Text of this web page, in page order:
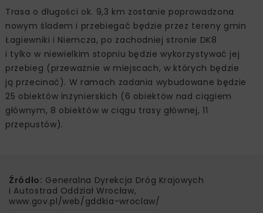
Trasa o długości ok. 9,3 km zostanie poprowadzona
nowym śladem i przebiegać będzie przez tereny gmin
Łagiewniki i Niemcza, po zachodniej stronie DK8
i tylko w niewielkim stopniu będzie wykorzystywać jej
przebieg (przeważnie w miejscach, w których będzie
ją przecinać). W ramach zadania wybudowane będzie
25 obiektów inżynierskich (6 obiektów nad ciągiem
głównym, 8 obiektów w ciągu trasy głównej, 11
przepustów).
Źródło: Generalna Dyrekcja Dróg Krajowych
i Autostrad Oddział Wrocław,
www.gov.pl/web/gddkia-wroclaw/